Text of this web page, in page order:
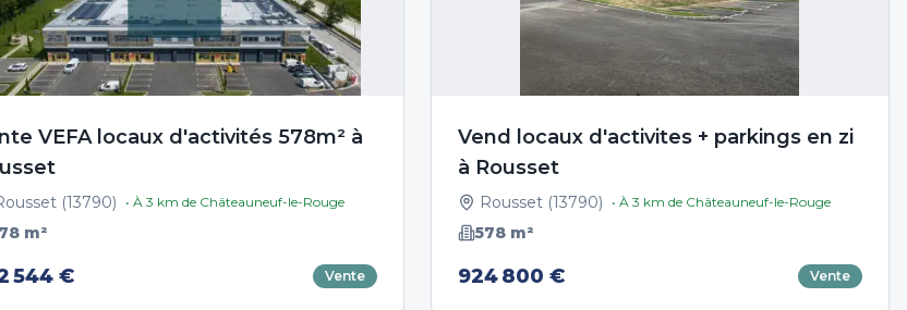
VEFA locaux d'activités 578m² à
(13790) • À3 km de Châteauneuf-le-Rouge
m²
544 € Vente
Vend locaux d'activites + parkings en zi
à Rousset
Rousset(13790) • À 3 km de Châteauneuf-le-Rouge
578m²
924 800 € Vente